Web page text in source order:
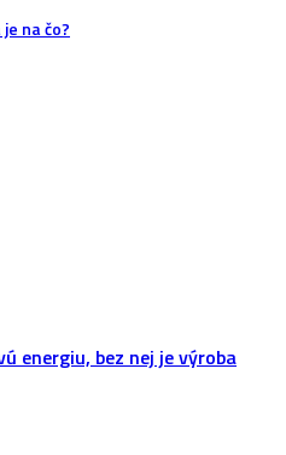
na čo?
energiu, bez nej je výroba